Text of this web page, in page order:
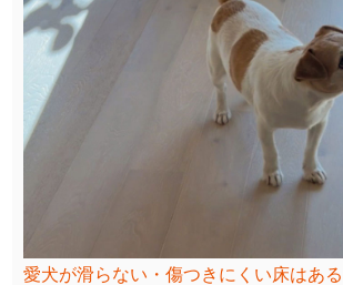
愛犬が滑らない・傷つきにくい床はあ